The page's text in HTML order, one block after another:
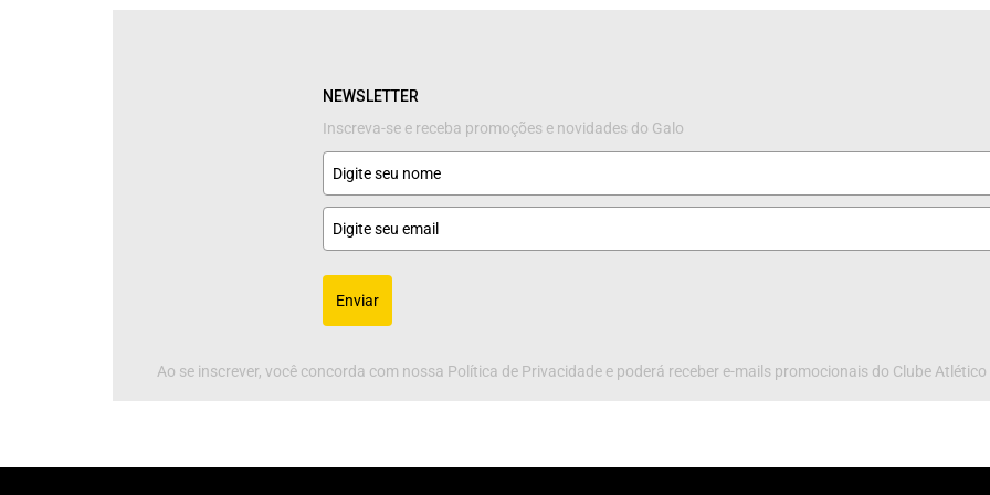
NEWSLETTER
Inscreva-se e receba promoções e novidades do Galo
Enviar
Ao se inscrever, você concorda com nossa Política de Privacidade e poderá receber e-mails promocionais do Clube Atlético